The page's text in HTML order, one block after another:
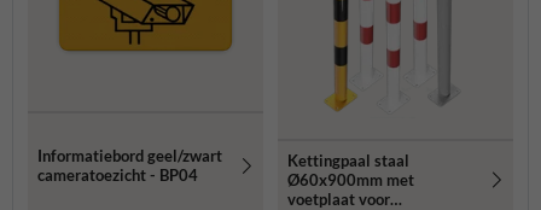
Informatiebord geel/zwart
cameratoezicht - BP04
Kettingpaal staal
Ø60x900mm met
voetplaat voor